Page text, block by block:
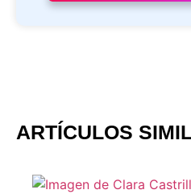
ARTÍCULOS